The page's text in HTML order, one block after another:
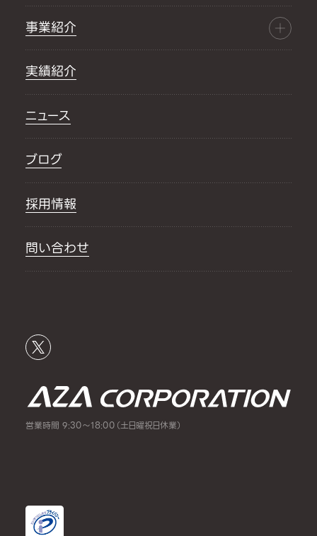
事業紹介
実績紹介
ニュース
ブログ
採用情報
問い合わせ
営業時間 9:30～18:00（土日曜祝日休業）